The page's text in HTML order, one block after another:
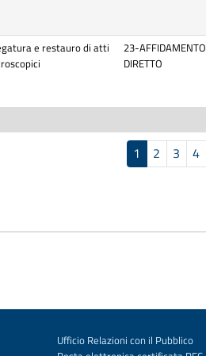
e restauro di atti
23-AFFIDAMENTO
DIRETTO
1
2 3 4
Ufficio Relazioni con il Pubblico